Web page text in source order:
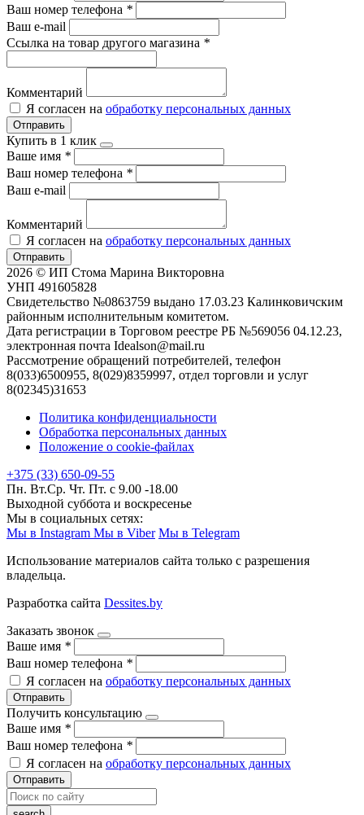
Ваш номер телефона *
Ваш e-mail
Ссылка на товар другого магазина *
Комментарий
Я согласен на обработку персональных данных
Отправить
Купить в 1 клик
Ваше имя *
Ваш номер телефона *
Ваш e-mail
Комментарий
Я согласен на обработку персональных данных
Отправить
2026 © ИП Стома Марина Викторовна
УНП 491605828
Свидетельство №0863759 выдано 17.03.23 Калинковичским
районным исполнительным комитетом.
Дата регистрации в Торговом реестре РБ №569056 04.12.23,
электронная почта Idealson@mail.ru
Рассмотрение обращений потребителей, телефон
8(033)6500955, 8(029)8359997, отдел торговли и услуг
8(02345)31653
Политика конфиденциальности
Обработка персональных данных
Положение о cookie-файлах
+375 (33) 650-09-55
Пн. Вт.Ср. Чт. Пт. с 9.00 -18.00
Выходной суббота и воскресенье
Мы в социальных сетях:
Мы в Instagram Мы в Viber Мы в Telegram
Использование материалов сайта только с разрешения
владельца.
Разработка сайта Dessites.by
Заказать звонок
Ваше имя *
Ваш номер телефона *
Я согласен на обработку персональных данных
Отправить
Получить консультацию
Ваше имя *
Ваш номер телефона *
Я согласен на обработку персональных данных
Отправить